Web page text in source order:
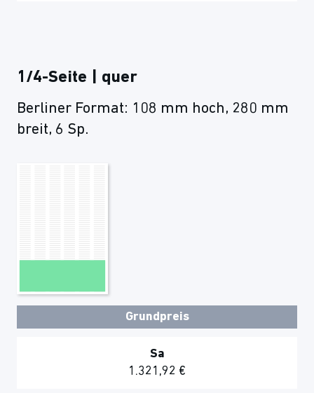
1/4-Seite | quer
Berliner Format: 108 mm hoch, 280 mm
breit, 6 Sp.
Grundpreis
Sa
1.321,92 €